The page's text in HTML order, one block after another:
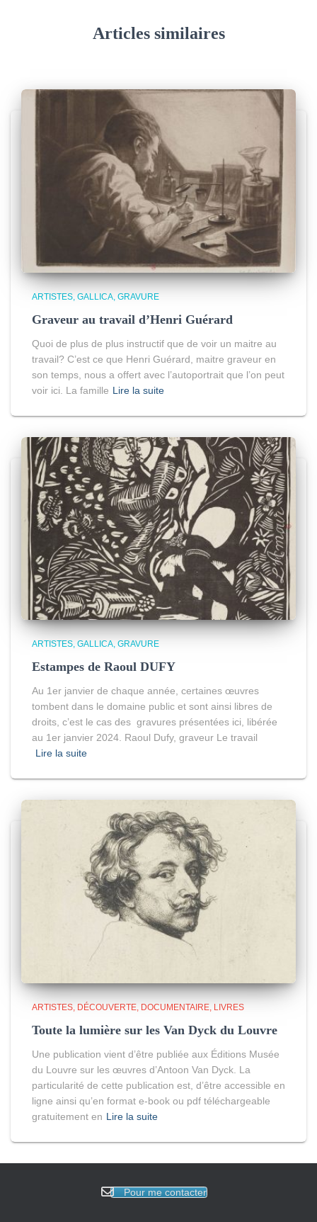
Articles similaires
ARTISTES GALLICA GRAVURE
Graveur au travail d’Henri Guérard
Quoi de plus de plus instructif que de voir un maitre au
travail? C’est ce que Henri Guérard, maitre graveur en
son temps, nous a offert avec l’autoportrait que l’on peut
voir ici. La famille Lire la suite
ARTISTES GALLICA GRAVURE
Estampes de Raoul DUFY
Au 1er janvier de chaque année, certaines œuvres
tombent dans le domaine public et sont ainsi libres de
droits, c’est le cas des gravures présentées ici, libérée
au 1er janvier 2024. Raoul Dufy, graveur Le travail
Lire la suite
ARTISTES DÉCOUVERTE DOCUMENTAIRE LIVRES
Toute la lumière sur les Van Dyck du Louvre
Une publication vient d’être publiée aux Éditions Musée
du Louvre sur les œuvres d’Antoon Van Dyck. La
particularité de cette publication est, d’être accessible en
ligne ainsi qu’en format e-book ou pdf téléchargeable
gratuitement en Lire la suite
Pour me contacter